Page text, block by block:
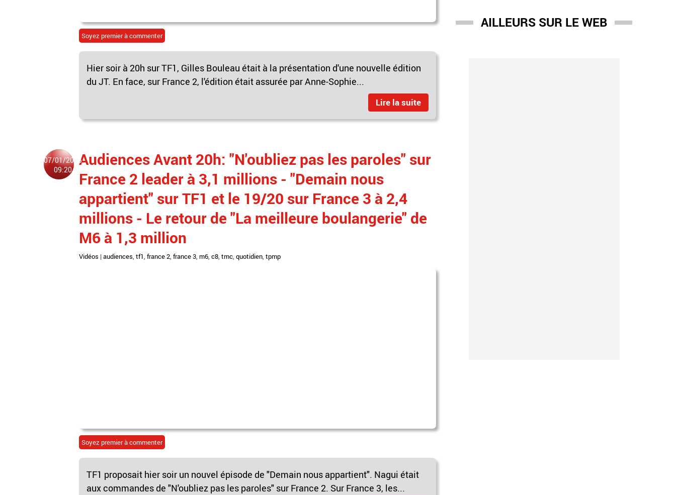
Soyez premier à commenter
Hier soir à 20h sur TF1, Gilles Bouleau était à la présentation d'une nouvelle édition
du JT. En face, sur France 2, l'édition était assurée par Anne-Sophie...
Lire la suite
07/01/2025
09:20
Audiences Avant 20h: "N'oubliez pas les paroles" sur
France 2 leader à 3,1 millions - "Demain nous
appartient" sur TF1 et le 19/20 sur France 3 à 2,4
millions - Le retour de "La meilleure boulangerie" de
M6 à 1,3 million
Vidéos | audiences, tf1, france 2, france 3, m6, c8, tmc, quotidien, tpmp
Soyez premier à commenter
TF1 proposait hier soir un nouvel épisode de "Demain nous appartient". Nagui était
aux commandes de "N'oubliez pas les paroles" sur France 2. Sur France 3, les...
AILLEURS SUR LE WEB